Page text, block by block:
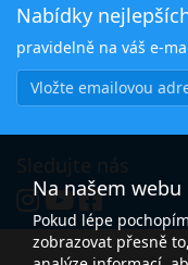
Nabídky
pravidelně na váš e-
Na našem
Pokud lépe
zobrazovat přesně